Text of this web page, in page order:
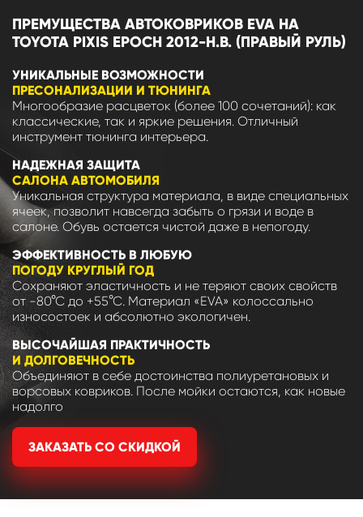
ПРЕМУЩЕСТВА АВТОКОВРИКОВ EVA НА
TOYOTA PIXIS EPOCH 2012-Н.В. (ПРАВЫЙ РУЛЬ)
УНИКАЛЬНЫЕ ВОЗМОЖНОСТИ
ПРЕСОНАЛИЗАЦИИ И ТЮНИНГА
Многообразие расцветок (более 100 сочетаний): как
классические, так и яркие решения. Отличный
инструмент тюнинга интерьера.
НАДЕЖНАЯ ЗАЩИТА
САЛОНА АВТОМОБИЛЯ
Уникальная структура материала, в виде специальных
ячеек, позволит навсегда забыть о грязи и воде в
салоне. Обувь остается чистой даже в непогоду.
ЭФФЕКТИВНОСТЬ В ЛЮБУЮ
ПОГОДУ КРУГЛЫЙ ГОД
Сохраняют эластичность и не теряют своих свойств
от -80°С до +55°С. Материал «EVA» колоссально
износостоек и абсолютно экологичен.
ВЫСОЧАЙШАЯ ПРАКТИЧНОСТЬ
И ДОЛГОВЕЧНОСТЬ
Объединяют в себе достоинства полиуретановых и
ворсовых ковриков. После мойки остаются, как новые
надолго
ЗАКАЗАТЬ СО СКИДКОЙ